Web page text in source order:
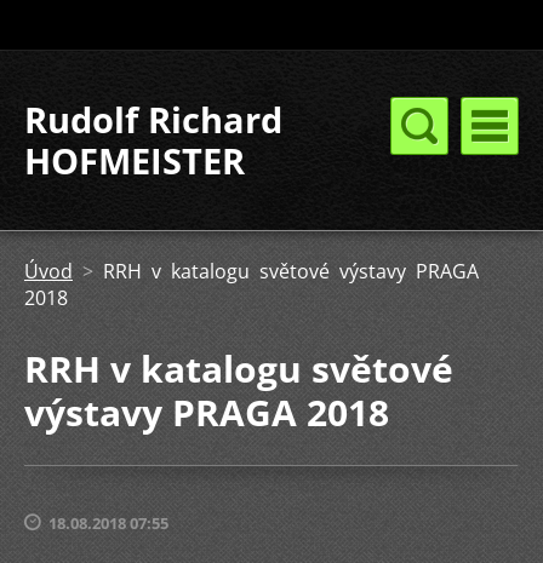
Rudolf Richard
HOFMEISTER
Úvod > RRH v katalogu světové výstavy PRAGA
2018
RRH v katalogu světové
výstavy PRAGA 2018
18.08.2018 07:55